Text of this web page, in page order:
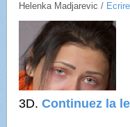
Helenka Madjarevic /
3D.Continuez la